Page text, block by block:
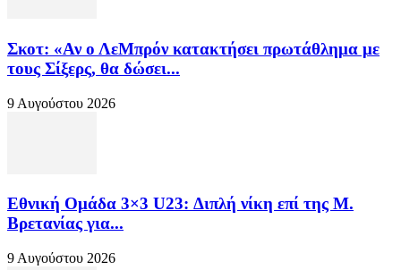
Σκοτ: «Αν ο ΛεΜπρόν κατακτήσει πρωτάθλημα με
τους Σίξερς, θα δώσει...
9 Αυγούστου 2026
Εθνική Ομάδα 3×3 U23: Διπλή νίκη επί της Μ.
Βρετανίας για...
9 Αυγούστου 2026